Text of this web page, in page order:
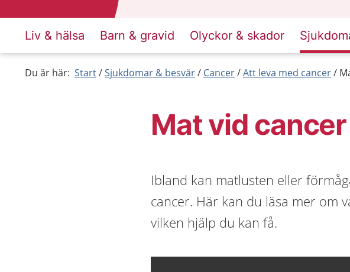
Liv & hälsa Barn & gravid Olyckor & skador
Du är här: Start Sjukdomar & besvär Cancer Att leva med cancer
Mat vid cancer
Ibland kan matlusten eller
cancer. Här kan du läsa mer om
vilken hjälp du kan få.